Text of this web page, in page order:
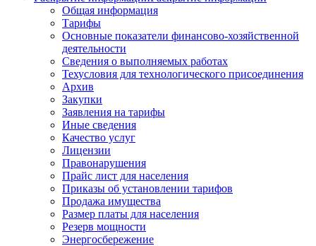
Общая информация
Тарифы
Основные показатели финансово-хозяйственной
деятельности
Сведения о выполняемых работах
Техусловия для технологического присоединения
Архив
Закупки
Заявления на тарифы
Иные сведения
Качество услуг
Лицензии
Правонарушения
Прайс лист для населения
Приказы об установлении тарифов
Продажа имущества
Размер платы для населения
Резерв мощности
Энергосбережение